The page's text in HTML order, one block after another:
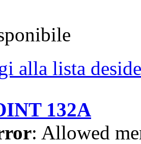
alla lista
132A
: Allowed